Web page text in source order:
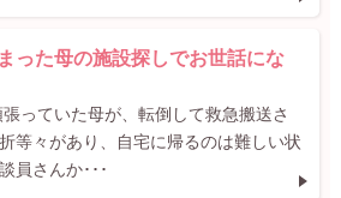
った母の施設探しでお世話にな
っていた母が、転倒して救急搬送さ
等々があり、自宅に帰るのは難しい状
員さんか･･･